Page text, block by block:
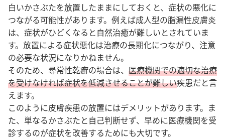
白いかさぶたを放置したままにしておくと、症状の悪化に
つながる可能性があります。例えば成人型の脂漏性皮膚炎
は、症状がひどくなると自然治癒が難しいとされていま
す。放置による症状悪化は治療の長期化につながり、注意
の必要な状況になりかねません。
そのため、尋常性乾癬の場合は、 医療機関での適切な治療
を受けなければ症状を低減させることが難しい疾患だと言
えます。
このように皮膚疾患の放置にはデメリットがあります。ま
た、単なるかさぶたと自己判断せず、早めに医療機関を受
診するのが症状を改善するためにも大切です。